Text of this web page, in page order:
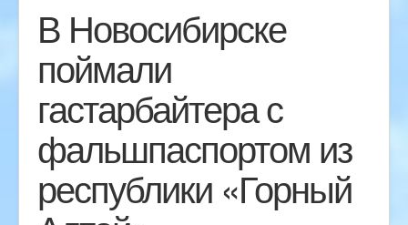
В Новосибирске
поймали
гастарбайтера с
фальшпаспортом из
республики «Горный